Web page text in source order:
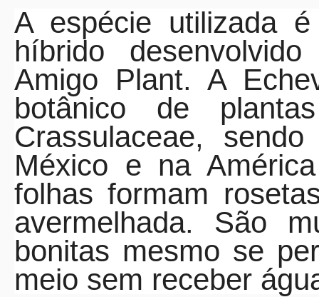
A espécie utilizada
híbrido
Amigo Plant. A
botânico de
Crassulaceae,
México e na
folhas formam
avermelhada. São
bonitas mesmo se
meio sem receber